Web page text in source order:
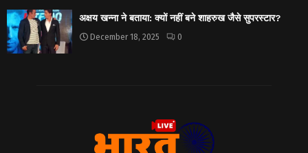
अक्षय खन्ना ने बताया: क्यों नहीं बने शाहरुख जैसे सुपरस्टार?
December 18, 2025 0